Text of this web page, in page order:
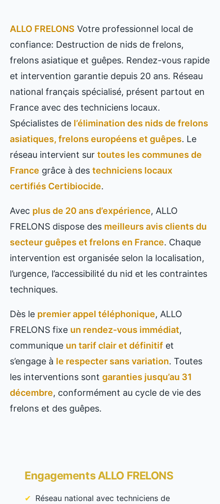
ALLO FRELONS Votre professionnel local de
confiance: Destruction de nids de frelons,
frelons asiatique et guêpes. Rendez-vous rapide
et intervention garantie depuis 20 ans. Réseau
national français spécialisé, présent partout en
France avec des techniciens locaux.
Spécialistes de l’élimination des nids de frelons
asiatiques, frelons européens et guêpes. Le
réseau intervient sur toutes les communes de
France grâce à des techniciens locaux
certifiés Certibiocide.
Avec plus de 20 ans d’expérience, ALLO
FRELONS dispose des meilleurs avis clients du
secteur guêpes et frelons en France. Chaque
intervention est organisée selon la localisation,
l’urgence, l’accessibilité du nid et les contraintes
techniques.
Dès le premier appel téléphonique, ALLO
FRELONS fixe un rendez-vous immédiat,
communique un tarif clair et définitif et
s’engage à le respecter sans variation. Toutes
les interventions sont garanties jusqu’au 31
décembre, conformément au cycle de vie des
frelons et des guêpes.
Engagements ALLO FRELONS
Réseau national avec techniciens de